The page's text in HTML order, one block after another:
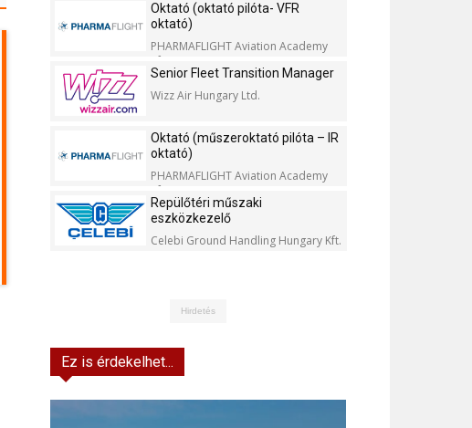
Oktató (oktató pilóta- VFR
oktató)
PHARMAFLIGHT Aviation Academy
Kft.
Senior Fleet Transition Manager
Wizz Air Hungary Ltd.
Oktató (műszeroktató pilóta – IR
oktató)
PHARMAFLIGHT Aviation Academy
Kft.
Repülőtéri műszaki
eszközkezelő
Celebi Ground Handling Hungary Kft.
Hirdetés
Ez is érdekelhet...